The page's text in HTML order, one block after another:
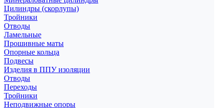
Цилиндры (скорлупы)
Тройники
Отводы
Ламельные
Прошивные маты
Опорные кольца
Подвесы
Изделия в ППУ изоляции
Отводы
Переходы
Тройники
Неподвижные опоры